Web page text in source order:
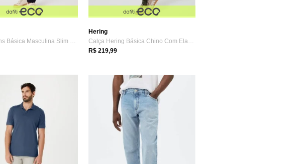
Calça Jeans Básica Masculina Slim Com El...
Hering
Calça Hering Básica Chino Com Elastano Verde
R$ 219,99